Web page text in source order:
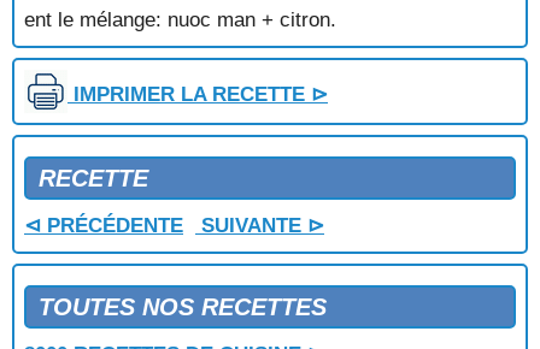
SOUPE D'HUITRES SAFRANEE
SOUPE DU MONTENEGRO
SOUPE FROIDE AU CONCOMBRE ET AU YAOURT
SOUPE FROIDE FERMIERE
SOUPE GARDIANE
SOUPE GLACEE A L'AVOCAT
SOUPE GLACEE A L'ESPAGNOLE
SOUPE GLACEE AUX ASPERGES
SOUPE GRATINEE AU GRUYERE
ent le mélange: nuoc man + citron.
IMPRIMER LA RECETTE ⊳
RECETTE
⊲ PRÉCÉDENTE SUIVANTE ⊳
TOUTES NOS RECETTES